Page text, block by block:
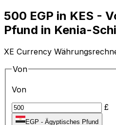
500 EGP in KES -
Pfund in Kenia-
XE Currency
Von
Von
£
EGP - Ägyptisches Pfund